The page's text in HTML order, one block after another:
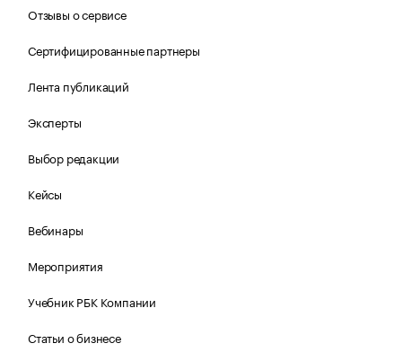
Отзывы о сервисе
Сертифицированные партнеры
Лента публикаций
Эксперты
Выбор редакции
Кейсы
Вебинары
Мероприятия
Учебник РБК Компании
Статьи о бизнесе